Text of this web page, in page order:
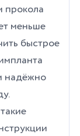
прокола
меньше
быстрое
надёжно